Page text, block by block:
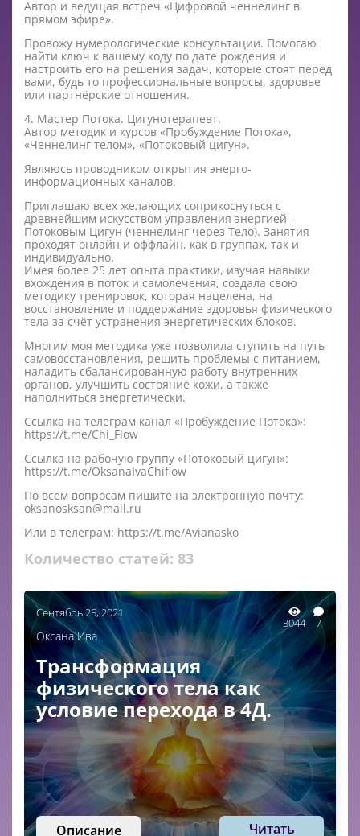
Автор и ведущая встреч «Цифровой ченнелинг в
прямом эфире».
Провожу нумерологические консультации. Помогаю
найти ключ к вашему коду по дате рождения и
настроить его на решения задач, которые стоят перед
вами, будь то профессиональные вопросы, здоровье
или партнёрские отношения.
4. Мастер Потока. Цигунотерапевт.
Автор методик и курсов «Пробуждение Потока»,
«Ченнелинг телом», «Потоковый цигун».
Являюсь проводником открытия энерго-
информационных каналов.
Приглашаю всех желающих соприкоснуться с
древнейшим искусством управления энергией –
Потоковым Цигун (ченнелинг через Тело). Занятия
проходят онлайн и оффлайн, как в группах, так и
индивидуально.
Имея более 25 лет опыта практики, изучая навыки
вхождения в поток и самолечения, создала свою
методику тренировок, которая нацелена, на
восстановление и поддержание здоровья физического
тела за счёт устранения энергетических блоков.
Многим моя методика уже позволила ступить на путь
самовосстановления, решить проблемы с питанием,
наладить сбалансированную работу внутренних
органов, улучшить состояние кожи, а также
наполниться энергетически.
Ссылка на телеграм канал «Пробуждение Потока»:
https://t.me/Chi_Flow
Ссылка на рабочую группу «Потоковый цигун»:
https://t.me/OksanaIvaChiflow
По всем вопросам пишите на электронную почту:
oksanosksan@mail.ru
Или в телеграм: https://t.me/Avianasko
Количество статей: 83
Сентябрь 25, 2021
3044 7
Оксана Ива
Трансформация
физического тела как
условие перехода в 4Д.
Описание Читать